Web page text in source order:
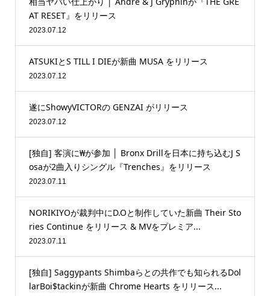
AT RESET』をリリース
2023.07.12
ATSUKIとS TILL I DIEが新曲 MUSA をリリース
2023.07.12
遂にShowyVICTORの GENZAI がリリース
2023.07.12
[独自] 客演に₩が参加 │ Bronx Drillを日本に持ち込むJ S
osaが2曲入りシングル『Trenches』をリリース
2023.07.11
NORIKIYOが裁判中にD.Oと制作していた新曲 Their Sto
ries Continue をリリース & MVをプレミア...
2023.07.11
[独自] Saggypants Shimbaらとの共作でも知られるDol
larBoi$tackinが新曲 Chrome Hearts をリリース...